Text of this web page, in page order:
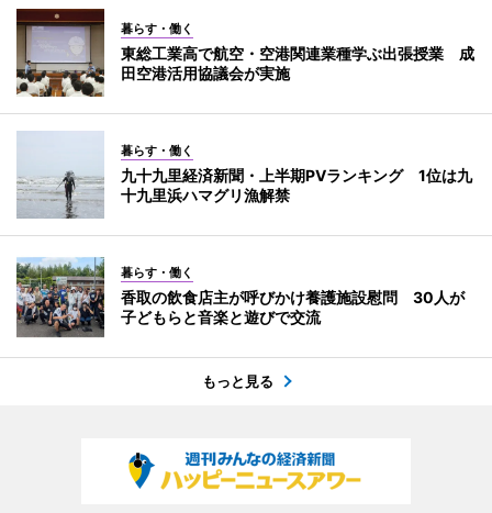
暮らす・働く
東総工業高で航空・空港関連業種学ぶ出張授業 成
田空港活用協議会が実施
暮らす・働く
九十九里経済新聞・上半期PVランキング 1位は九
十九里浜ハマグリ漁解禁
暮らす・働く
香取の飲食店主が呼びかけ養護施設慰問 30人が
子どもらと音楽と遊びで交流
もっと見る